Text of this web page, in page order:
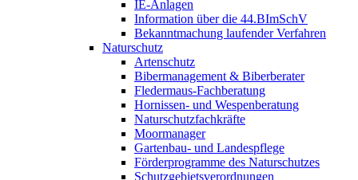
IE-Anlagen
Information über die 44.BImSchV
Bekanntmachung laufender Verfahren
Naturschutz
Artenschutz
Bibermanagement & Biberberater
Fledermaus-Fachberatung
Hornissen- und Wespenberatung
Naturschutzfachkräfte
Moormanager
Gartenbau- und Landespflege
Förderprogramme des Naturschutzes
Schutzgebietsverordnungen